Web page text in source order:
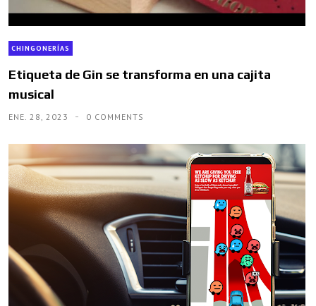
CHINGONERÍAS
Etiqueta de Gin se transforma en una cajita
musical
ENE. 28, 2023 0 COMMENTS